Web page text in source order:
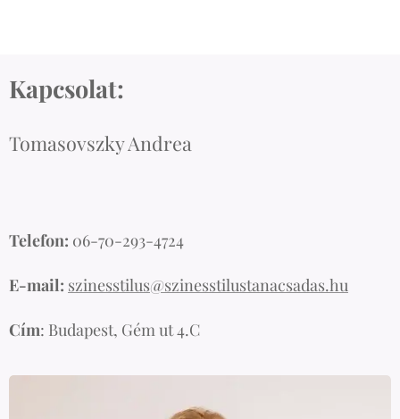
Kapcsolat:
Tomasovszky Andrea
Telefon: 06-70-293-4724
E-mail: szinesstilus@szinesstilustanacsadas.hu
Cím: Budapest, Gém ut 4.C